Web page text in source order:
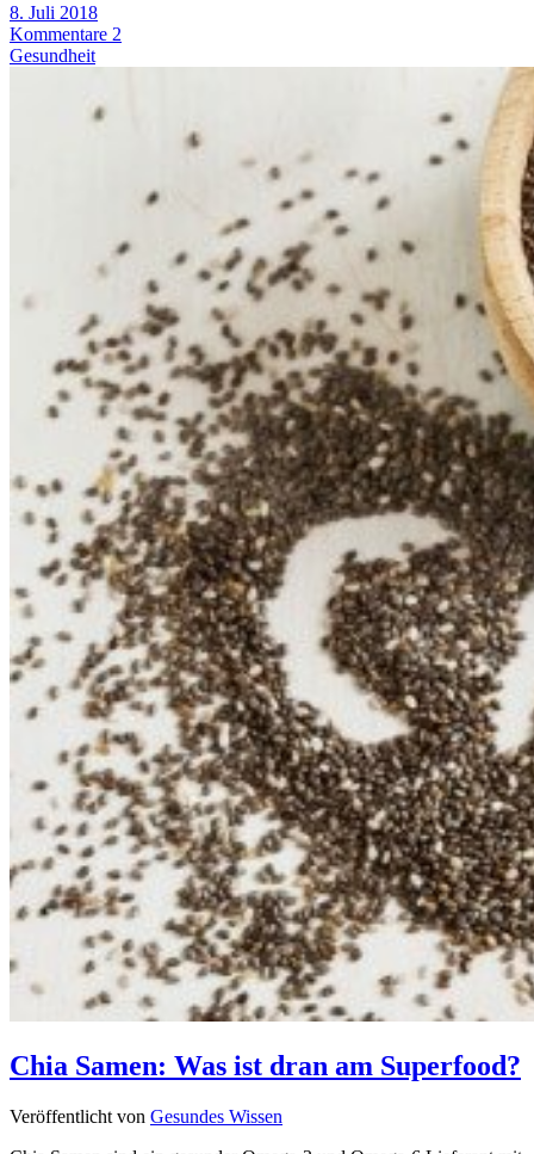
8. Juli 2018
Kommentare 2
Gesundheit
Chia Samen: Was ist dran am Superfood?
Veröffentlicht von Gesundes Wissen